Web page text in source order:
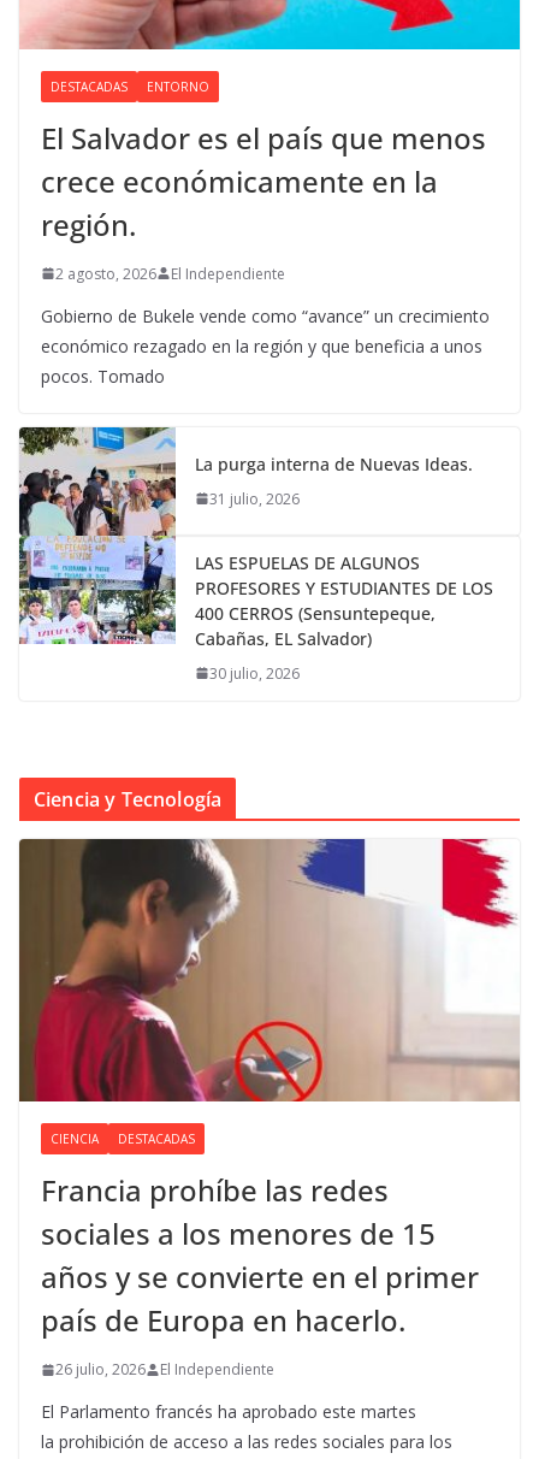
DESTACADAS ENTORNO
El Salvador es el país que menos
crece económicamente en la
región.
2 agosto, 2026 El Independiente
Gobierno de Bukele vende como “avance” un crecimiento
económico rezagado en la región y que beneficia a unos
pocos. Tomado
La purga interna de Nuevas Ideas.
31 julio, 2026
LAS ESPUELAS DE ALGUNOS
PROFESORES Y ESTUDIANTES DE LOS
400 CERROS (Sensuntepeque,
Cabañas, EL Salvador)
30 julio, 2026
Ciencia y Tecnología
CIENCIA DESTACADAS
Francia prohíbe las redes
sociales a los menores de 15
años y se convierte en el primer
país de Europa en hacerlo.
26 julio, 2026 El Independiente
El Parlamento francés ha aprobado este martes
la prohibición de acceso a las redes sociales para los